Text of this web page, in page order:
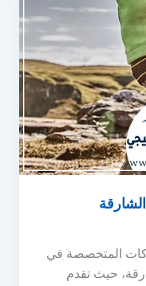
المتخصصة في
حيث تقدم